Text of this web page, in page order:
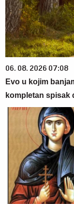
06. 08. 2026 07:08
Evo u kojim
kompletan spisak